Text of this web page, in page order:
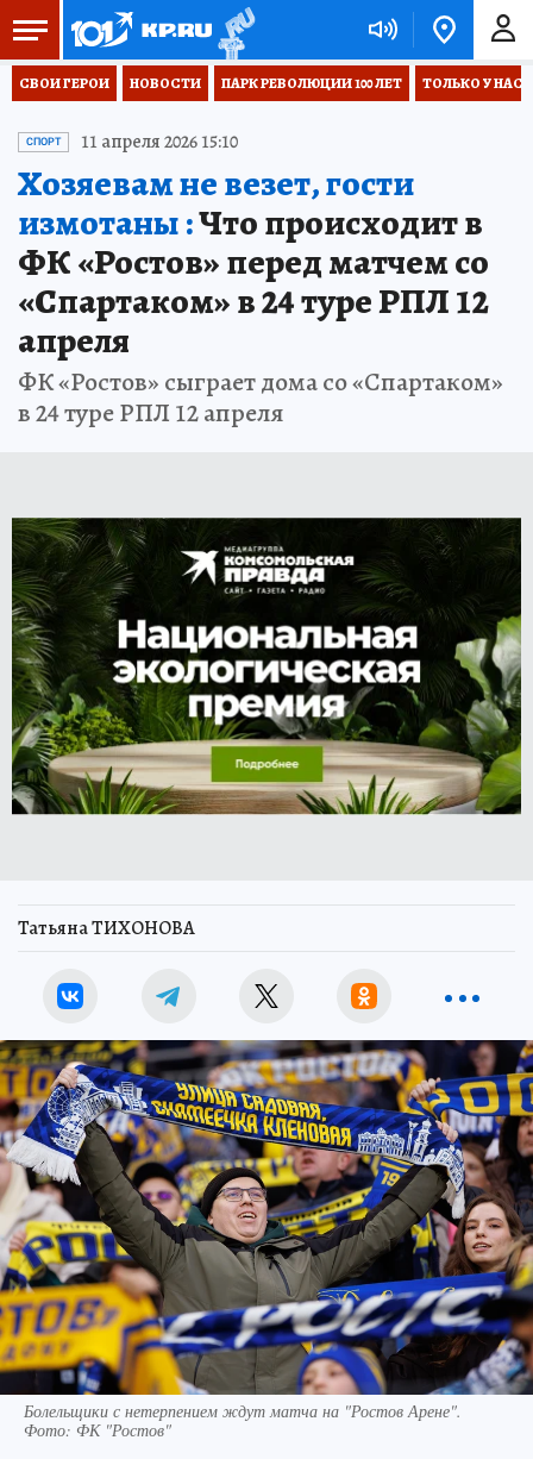
СВОИ ГЕРОИ НОВОСТИ ПАРК РЕВОЛЮЦИИ 100 ЛЕТ ТОЛЬКО У НАС
СПОРТ 11 апреля 2026 15:10
Хозяевам не везет, гости
измотаны :Что происходит в
ФК «Ростов» перед матчем со
«Спартаком» в 24 туре РПЛ 12
апреля
ФК «Ростов» сыграет дома со «Спартаком»
в 24 туре РПЛ 12 апреля
Татьяна ТИХОНОВА
Болельщики с нетерпением ждут матча на "Ростов Арене".
Фото: ФК "Ростов"